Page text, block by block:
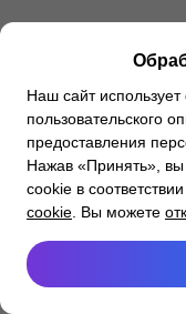
Наш сайт
пользовательского
предоставления
Нажав «Принять», вы
cookie в
cookie . Вы можете